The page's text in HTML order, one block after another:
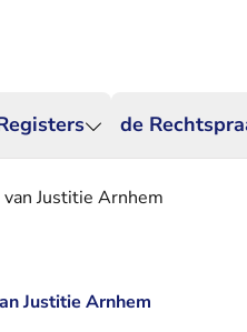
de
Justitie Arnhem
Justitie Arnhem